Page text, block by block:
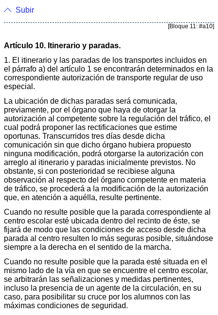
Subir
[Bloque 11: #a10]
Artículo 10. Itinerario y paradas.
1. El itinerario y las paradas de los transportes incluidos en
el párrafo a) del artículo 1 se encontrarán determinados en la
correspondiente autorización de transporte regular de uso
especial.
La ubicación de dichas paradas será comunicada,
previamente, por el órgano que haya de otorgar la
autorización al competente sobre la regulación del tráfico, el
cual podrá proponer las rectificaciones que estime
oportunas. Transcurridos tres días desde dicha
comunicación sin que dicho órgano hubiera propuesto
ninguna modificación, podrá otorgarse la autorización con
arreglo al itinerario y paradas inicialmente previstos. No
obstante, si con posterioridad se recibiese alguna
observación al respecto del órgano competente en materia
de tráfico, se procederá a la modificación de la autorización
que, en atención a aquélla, resulte pertinente.
Cuando no resulte posible que la parada correspondiente al
centro escolar esté ubicada dentro del recinto de éste, se
fijará de modo que las condiciones de acceso desde dicha
parada al centro resulten lo más seguras posible, situándose
siempre a la derecha en el sentido de la marcha.
Cuando no resulte posible que la parada esté situada en el
mismo lado de la vía en que se encuentre el centro escolar,
se arbitrarán las señalizaciones y medidas pertinentes,
incluso la presencia de un agente de la circulación, en su
caso, para posibilitar su cruce por los alumnos con las
máximas condiciones de seguridad.